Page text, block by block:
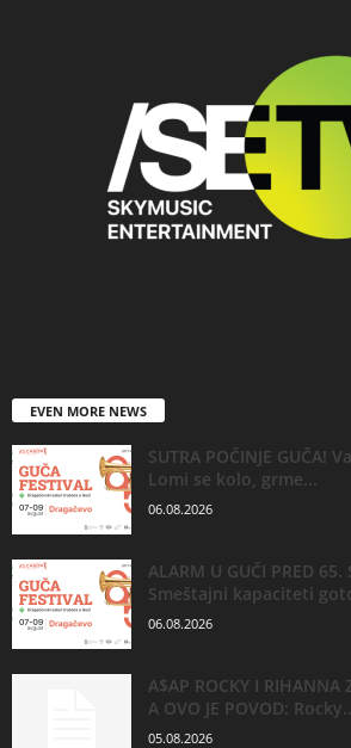
EVEN MORE NEWS
SUTRA POČINJE GUČA!
Lomi se kolo, grme...
06.08.2026
ALARM U GUČI PRED 65.
Smeštajni kapaciteti
06.08.2026
A$AP ROCKY I RIHANNA
A OVO JE POVOD:
05.08.2026